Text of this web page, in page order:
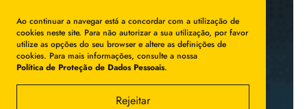
Ao continuar a navegar está a concordar com a utilização de
cookies neste site. Para não autorizar a sua utilização, por favor
utilize as opções do seu browser e altere as definições de
cookies. Para mais informações, consulte a nossa
Política de Proteção de Dados Pessoais.
Rejeitar